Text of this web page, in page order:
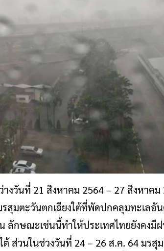
างวันที่ 21 สิงหาคม 2564 – 27 สิงหาคม
สุมตะวันตกเฉียงใต้ที่พัดปกคลุมทะเลอั
ลักษณะเช่นนี้ทำให้ประเทศไทยยังคงมี
ส่วนในช่วงวันที่ 24 – 26 ส.ค. 64 มรสุ